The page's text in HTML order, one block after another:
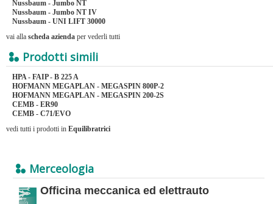
Nussbaum - Jumbo NT
Nussbaum - Jumbo NT IV
Nussbaum - UNI LIFT 30000
vai alla scheda azienda per vederli tutti
Prodotti simili
HPA - FAIP - B 225 A
HOFMANN MEGAPLAN - MEGASPIN 800P-2
HOFMANN MEGAPLAN - MEGASPIN 200-2S
CEMB - ER90
CEMB - C71/EVO
vedi tutti i prodotti in Equilibratrici
Merceologia
Officina meccanica ed elettrauto